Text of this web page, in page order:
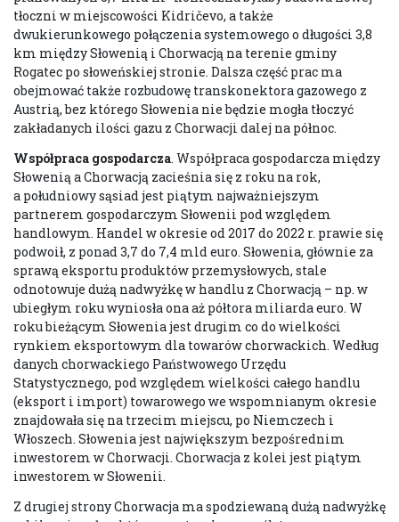
tłoczni w miejscowości Kidričevo, a także
dwukierunkowego połączenia systemowego o długości 3,8
km między Słowenią i Chorwacją na terenie gminy
Rogatec po słoweńskiej stronie. Dalsza część prac ma
obejmować także rozbudowę transkonektora gazowego z
Austrią, bez którego Słowenia nie będzie mogła tłoczyć
zakładanych ilości gazu z Chorwacji dalej na północ.
Współpraca gospodarcza. Współpraca gospodarcza między
Słowenią a Chorwacją zacieśnia się z roku na rok,
a południowy sąsiad jest piątym najważniejszym
partnerem gospodarczym Słowenii pod względem
handlowym. Handel w okresie od 2017 do 2022 r. prawie się
podwoił, z ponad 3,7 do 7,4 mld euro. Słowenia, głównie za
sprawą eksportu produktów przemysłowych, stale
odnotowuje dużą nadwyżkę w handlu z Chorwacją – np. w
ubiegłym roku wyniosła ona aż półtora miliarda euro. W
roku bieżącym Słowenia jest drugim co do wielkości
rynkiem eksportowym dla towarów chorwackich. Według
danych chorwackiego Państwowego Urzędu
Statystycznego, pod względem wielkości całego handlu
(eksport i import) towarowego we wspomnianym okresie
znajdowała się na trzecim miejscu, po Niemczech i
Włoszech. Słowenia jest największym bezpośrednim
inwestorem w Chorwacji. Chorwacja z kolei jest piątym
inwestorem w Słowenii.
Z drugiej strony Chorwacja ma spodziewaną dużą nadwyżkę